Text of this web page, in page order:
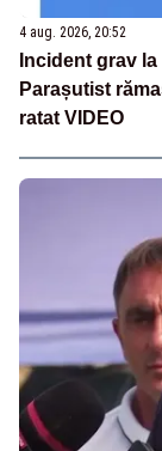
4 aug. 2026, 20:52
Incident grav
Parașutist
ratat VIDEO